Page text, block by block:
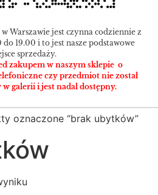
Warszawie jest czynna codziennie z
19.00 i to jest nasze podstawowe
sprzedaży.
zakupem w naszym sklepie o
czy przedmiot nie został
galerii i jest nadal dostępny.
oznaczone “brak ubytków”